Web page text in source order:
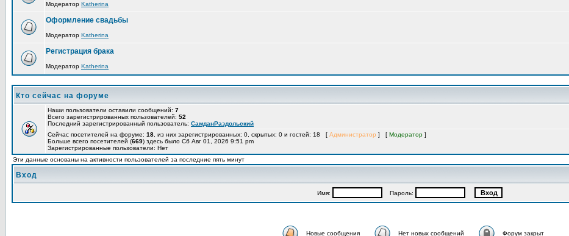
Модератор Katherina
Оформление свадьбы
Модератор Katherina
Регистрация брака
Модератор Katherina
Кто сейчас на форуме
Наши пользователи оставили сообщений: 7
Всего зарегистрированных пользователей: 52
Последний зарегистрированный пользователь: СамданРаздольский
Сейчас посетителей на форуме: 18 , из них зарегистрированных: 0, скрытых: 0 и гостей: 18 [ Администратор ] [ Модератор ]
Больше всего посетителей (669) здесь было Сб Авг 01, 2026 9:51 pm
Зарегистрированные пользователи: Нет
Эти данные основаны на активности пользователей за последние пять минут
Вход
Имя: Пароль:
Новые сообщения Нет новых сообщений Форум закрыт